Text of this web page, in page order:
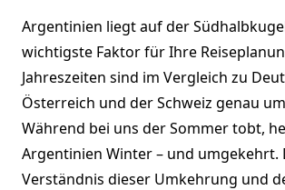
Argentinien liegt auf der
wichtigste Faktor für Ihre
Jahreszeiten sind im Vergleich zu
Österreich und der Schweiz genau
Während bei uns der Sommer tobt,
Argentinien Winter – und umgekehrt.
Verständnis dieser Umkehrung und